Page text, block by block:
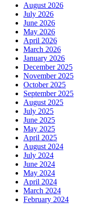
August 2026
July 2026
June 2026
May 2026
April 2026
March 2026
January 2026
December 2025
November 2025
October 2025
September 2025
August 2025
July 2025
June 2025
May 2025
April 2025
August 2024
July 2024
June 2024
May 2024
April 2024
March 2024
February 2024